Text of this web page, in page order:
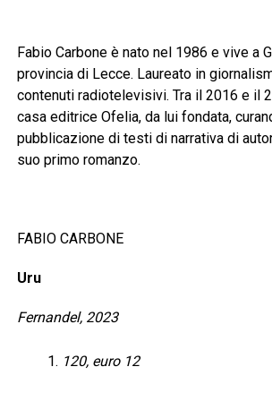
Fabio Carbone è nato nel 1986 e vive a
provincia di Lecce. Laureato in
contenuti radiotelevisivi. Tra il 2016 e il
casa editrice Ofelia, da lui fondata,
pubblicazione di testi di narrativa di
suo primo romanzo.
FABIO CARBONE
Uru
Fernandel, 2023
120, euro 12